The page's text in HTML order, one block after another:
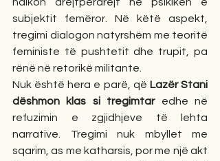
subjektit femëror. Në këtë aspekt,
tregimi dialogon natyrshëm me teoritë
feministe të pushtetit dhe trupit, pa
rënë në retorikë militante.
Nuk është hera e parë, që Lazër Stani
dëshmon klas si tregimtar edhe në
refuzimin e zgjidhjeve të lehta
narrative. Tregimi nuk mbyllet me
sqarim, as me katharsis, por me një akt